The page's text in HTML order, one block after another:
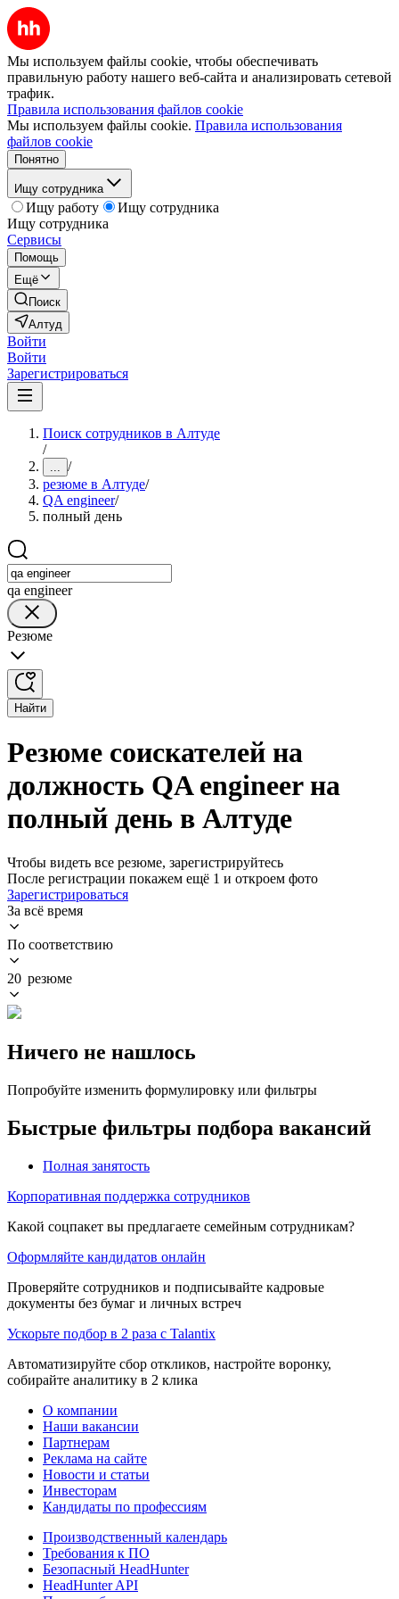
Мы используем файлы cookie, чтобы обеспечивать
правильную работу нашего веб-сайта и анализировать сетевой
трафик.
Правила использования файлов cookie
Мы используем файлы cookie. Правила использования
файлов cookie
Понятно
Ищу сотрудника
Ищу работу
Ищу сотрудника
Ищу сотрудника
Сервисы
Помощь
Ещё
Поиск
Алтуд
Войти
Войти
Зарегистрироваться
Поиск сотрудников в Алтуде
/
... /
резюме в Алтуде/
QA engineer/
полный день
qa engineer
Резюме
Найти
Резюме соискателей на
должность QA engineer на
полный день в Алтуде
Чтобы видеть все резюме, зарегистрируйтесь
После регистрации покажем ещё 1 и откроем фото
Зарегистрироваться
За всё время
По соответствию
20 резюме
Ничего не нашлось
Попробуйте изменить формулировку или фильтры
Быстрые фильтры подбора вакансий
Полная занятость
Корпоративная поддержка сотрудников
Какой соцпакет вы предлагаете семейным сотрудникам?
Оформляйте кандидатов онлайн
Проверяйте сотрудников и подписывайте кадровые
документы без бумаг и личных встреч
Ускорьте подбор в 2 раза с Talantix
Автоматизируйте сбор откликов, настройте воронку,
собирайте аналитику в 2 клика
О компании
Наши вакансии
Партнерам
Реклама на сайте
Новости и статьи
Инвесторам
Кандидаты по профессиям
Производственный календарь
Требования к ПО
Безопасный HeadHunter
HeadHunter API